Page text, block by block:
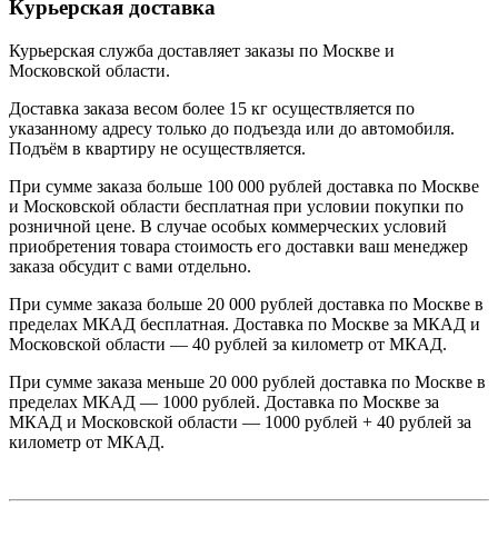
Курьерская доставка
Курьерская служба доставляет заказы по Москве и
Московской области.
Доставка заказа весом более 15 кг осуществляется по
указанному адресу только до подъезда или до автомобиля.
Подъём в квартиру не осуществляется.
При сумме заказа больше 100 000 рублей доставка по Москве
и Московской области бесплатная при условии покупки по
розничной цене. В случае особых коммерческих условий
приобретения товара стоимость его доставки ваш менеджер
заказа обсудит с вами отдельно.
При сумме заказа больше 20 000 рублей доставка по Москве в
пределах МКАД бесплатная. Доставка по Москве за МКАД и
Московской области — 40 рублей за километр от МКАД.
При сумме заказа меньше 20 000 рублей доставка по Москве в
пределах МКАД — 1000 рублей. Доставка по Москве за
МКАД и Московской области — 1000 рублей + 40 рублей за
километр от МКАД.